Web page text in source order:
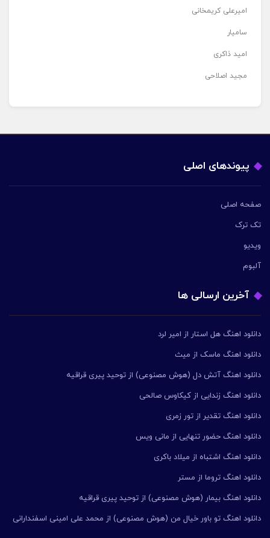
امیرعلی کریمخانی
سامیار
امید ذاکری
مجید اصلاحی
پیوندهای اصلی
صفحه اصلی
تک ترک
ویدیو
آلبوم
آخرین ارسالی ها
دانلود اهنگ هل استار از امیر لرد
دانلود اهنگ ماسک از میث
دانلود اهنگ آتش دل (هوش مصنوعی) از توحید پیری قراقیه
دانلود اهنگ زندایی از کیکاوس صالحی
دانلود اهنگ تقدیر از تور زمری
دانلود اهنگ حضور تنهایی از مانی ویس
دانلود اهنگ اشتباه از میلاد باکری
دانلود اهنگ تروما از مستر
دانلود اهنگ بیمار (هوش مصنوعی) از توحید پیری قراقیه
دانلود اهنگ تو باور خیال من (هوش مصنوعی) از محمد علی امینی اسفندارانی